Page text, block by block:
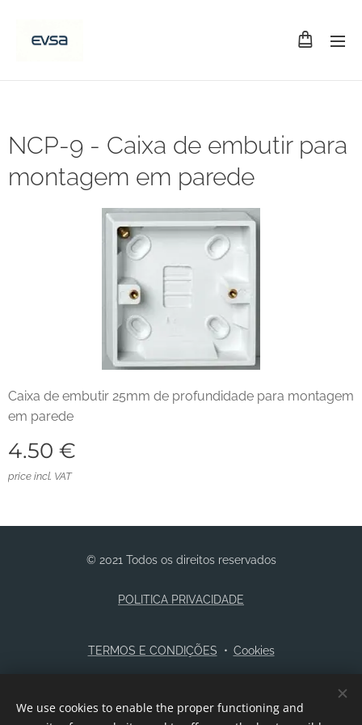
NCP-9 - Caixa de embutir para
montagem em parede
Caixa de embutir 25mm de profundidade para montagem
em parede
4.50 €
price incl. VAT
© 2021 Todos os direitos reservados
POLITICA PRIVACIDADE
TERMOS E CONDIÇÕES Cookies
We use cookies to enable the proper functioning and